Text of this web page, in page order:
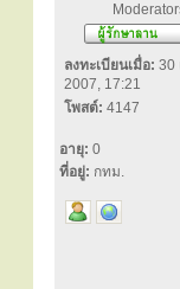
ลงทะเบียนเมื่อ: 30
2007, 17:21
โพสต์: 4147
อายุ: 0
ที่อยู่: กทม.